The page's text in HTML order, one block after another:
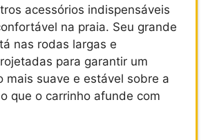
acessórios indispensáveis
na praia. Seu grande
nas rodas largas e
para garantir um
mais suave e estável sobre a
que o carrinho afunde com